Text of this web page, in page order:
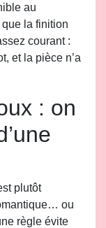
au
la finition
courant :
et la pièce n’a
: on
plutôt
ou
règle évite